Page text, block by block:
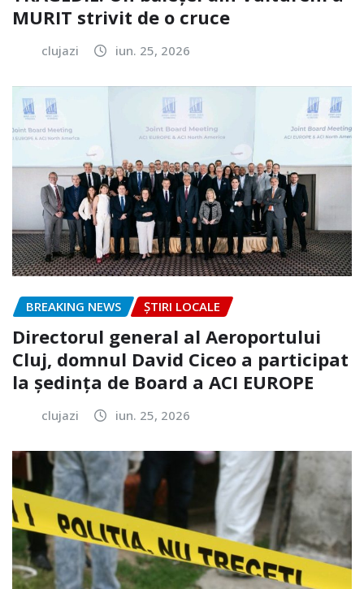
MURIT strivit de o cruce
clujazi iun. 25, 2026
BREAKING NEWS ȘTIRI LOCALE
Directorul general al Aeroportului
Cluj, domnul David Ciceo a participat
la ședința de Board a ACI EUROPE
clujazi iun. 25, 2026